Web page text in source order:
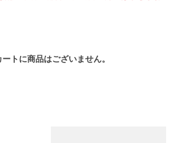
トに商品はございません。